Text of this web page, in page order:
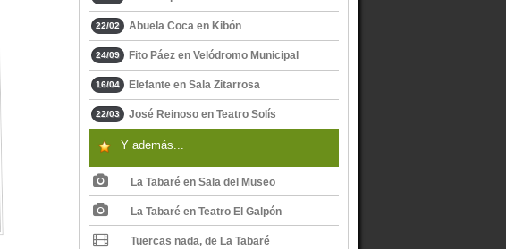
22/02 Abuela Coca en Kibón
24/09 Fito Páez en Velódromo Municipal
16/04 Elefante en Sala Zitarrosa
22/03 José Reinoso en Teatro Solís
Y además...
La Tabaré en Sala del Museo
La Tabaré en Teatro El Galpón
Tuercas nada, de La Tabaré